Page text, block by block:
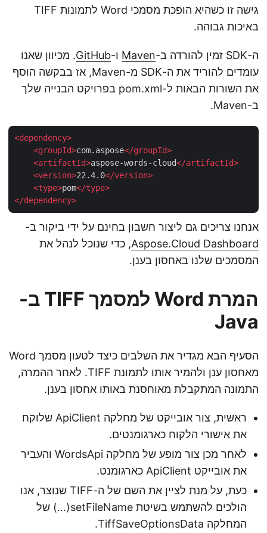
גישה זו כשהיא הופכת מסמכי Word לתמונות TIFF
באיכות גבוהה.
ה-SDK זמין להורדה ב- Mavenו-GitHub. מכיוון שאנו
עומדים להוריד את ה-SDK מ-Maven, אז בבקשה הוסף
את השורות הבאות ל-pom.xml בפרויקט הבנייה שלך
ב-Maven.
<dependency
<groupId>com.aspose</groupId
<artifactId>aspose-words-cloud</artifactId
<version>22.4.0</version
<type>pom</type
</dependency
אנחנו צריכים גם ליצור חשבון בחינם על ידי ביקור ב-
Aspose.Cloud Dashboard, כדי שנוכל לנהל את
המסמכים שלנו באחסון בענן.
המרת Word למסמך TIFF ב-
Java
הסעיף הבא מגדיר את השלבים כיצד לטעון מסמך Word
מאחסון ענן ולהמיר אותו לתמונת TIFF. לאחר ההמרה,
התמונה המתקבלת מאוחסנת באותו אחסון בענן.
ראשית, צור אובייקט של מחלקה ApiClient שלוקח
את אישורי הלקוח כארגומנטים.
לאחר מכן צור מופע של מחלקה WordsApi והעביר
את אובייקט ApiClient כארגומנט.
כעת, על מנת לציין את השם של ה-TIFF שנוצר, אנו
הולכים להשתמש בשיטת setFileName(…) של
המחלקה TiffSaveOptionsData.